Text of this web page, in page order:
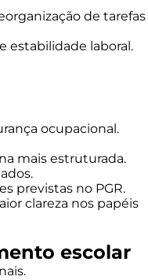
de tarefas
estabilidade laboral.
ocupacional.
mais estruturada.
previstas no PGR.
clareza nos papéis
escolar